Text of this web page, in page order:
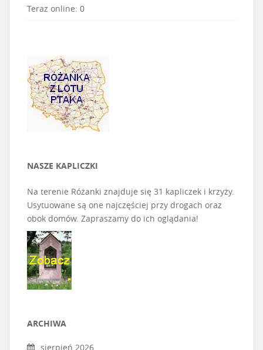
Teraz online: 0
NASZE KAPLICZKI
Na terenie Różanki znajduje się 31 kapliczek i krzyży.
Usytuowane są one najczęściej przy drogach oraz
obok domów. Zapraszamy do ich oglądania!
ARCHIWA
sierpień 2026